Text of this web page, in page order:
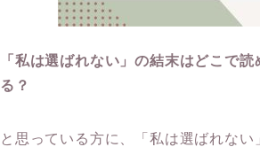
「私は選ばれない」の結末はどこで
る？
と思っている方に、「私は選ばれな